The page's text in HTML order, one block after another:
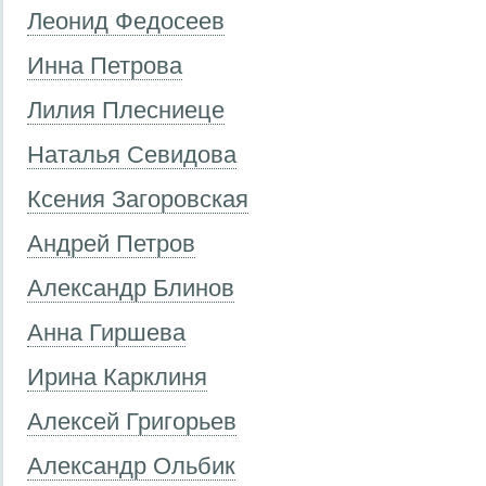
Леонид Федосеев
Инна Петрова
Лилия Плесниеце
Наталья Севидова
Ксения Загоровская
Андрей Петров
Александр Блинов
Анна Гиршева
Ирина Карклиня
Алексей Григорьев
Александр Ольбик